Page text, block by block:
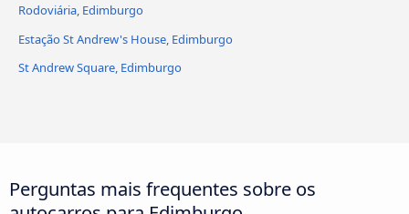
Rodoviária, Edimburgo
Estação St Andrew's House, Edimburgo
St Andrew Square, Edimburgo
Perguntas mais frequentes sobre os